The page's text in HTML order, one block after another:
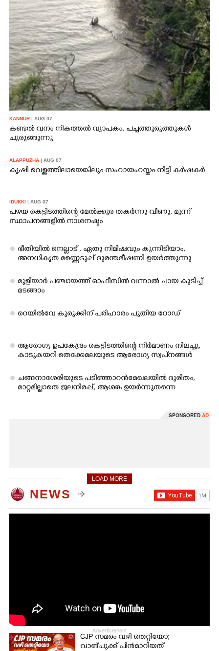
KANNUR | AUG 07
കണ്ടൽ വനം നികത്തൽ വ്യാപകം, പച്ചത്തുരുത്തുകൾ
ചുരുങ്ങുന്നു
ALAPPUZHA | AUG 07
കൃഷി വെള്ളത്തിലായെങ്കിലും സഹായഹസ്തം നീട്ടി കർഷകർ
IDUKKI | AUG 07
പഴയ കെട്ടിടത്തിന്റെ മേൽക്കൂര തകർന്നു വീണു, മൂന്ന്
സ്ഥാപനങ്ങളിൽ നാശനഷ്ടം
ഭീതിയിൽ നെല്ലാട് , ഏതു നിമിഷവും കുന്നിടിയാം,
അനധികൃത മണ്ണെടുപ്പ് ദുരന്തഭീഷണി ഉയർത്തുന്നു
മുളിയാർ പഞ്ചായത്ത് ഓഫീസിൽ വന്നാൽ ചായ കുടിച്ച്
മടങ്ങാം
റെയിൽവേ കുരുക്കി​ന് പരി​ഹാരം പുതി​യ റോഡ്
ആ​രോ​ഗ്യ ഉ​പ​കേ​ന്ദ്രം കെ​ട്ടി​ട​ത്തി​ന്റെ നി​ർ​മാ​ണം നി​ല​ച്ചു,​
കാടുകയറി തെക്കേമലയുടെ ആരോഗ്യ സ്വപ്‌നങ്ങൾ
ചങ്ങനാശേരിയുടെ പടിഞ്ഞാറൻ മേഖലയിൽ ദുരിതം,
മാറ്റമില്ലാതെ ജലനിരപ്പ്,​ ആശങ്ക ഉയർന്നുതന്നെ
SPONSORED AD
LOAD MORE
NEWS
CJP സമരം വഴി തെറ്റിയോ;
വാങ്ചുക്ക് പിൻമാറിയത്
Advertisement